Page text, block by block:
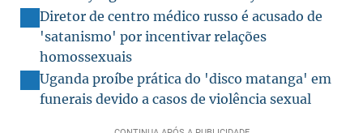
Diretor de centro médico russo é acusado de
'satanismo' por incentivar relações
homossexuais
Uganda proíbe prática do 'disco matanga' em
funerais devido a casos de violência sexual